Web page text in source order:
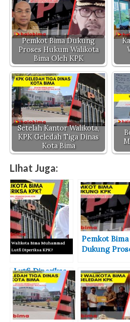
Pemkot Bima Dukung
Proses Hukum Walikota
Bima Oleh KPK
Setelah Kantor Walikota,
KPK Geledah Tiga Dinas
Kota Bima
LIhat Juga:
Walikota Bima Muhammad
Lutfi Diperiksa KPK?
Lutfi Diperiksa
KPK? Ini jadwal
Pemeriksaan
KPK Hari Ini
Pemkot Bima
Dukung
Bima Oleh